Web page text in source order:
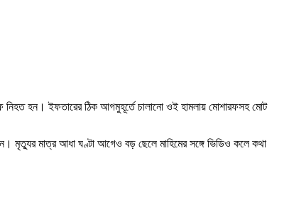
নিহত হন। ইফতারের ঠিক আগমুহূর্তে চালানো ওই হামলায় মোশারফসহ মোট
মৃত্যুর মাত্র আধা ঘণ্টা আগেও বড় ছেলে মাহিমের সঙ্গে ভিডিও কলে কথা